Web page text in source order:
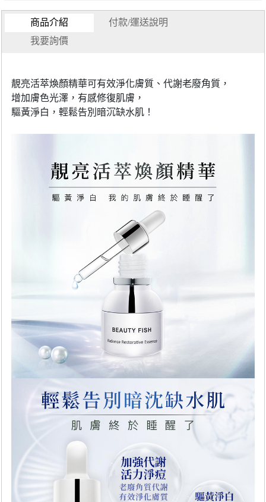
商品介紹
付款/運送說明
我要詢價
靚亮活萃煥顏精華可有效淨化膚質、代謝老廢角質，
增加膚色光澤，有感修復肌膚，
驅黃淨白，輕鬆告別暗沉缺水肌！